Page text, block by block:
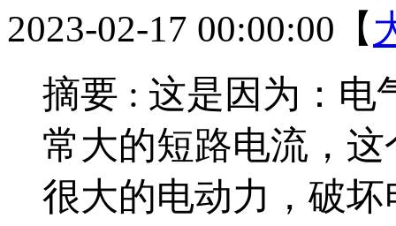
2023-02-17 00:00:00【
摘要 : 这是因为：电
常大的短路电流，
很大的电动力，破